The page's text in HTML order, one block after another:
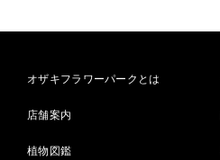
オザキフラワーパークとは
店舗案内
植物図鑑